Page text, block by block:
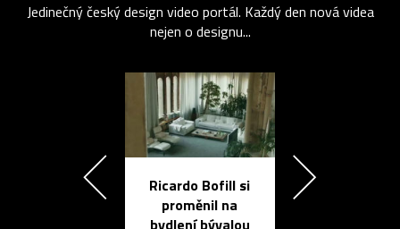
Jedinečný český design video portál. Každý den nová videa
nejen o designu...
Ricardo Bofill si
proměnil na